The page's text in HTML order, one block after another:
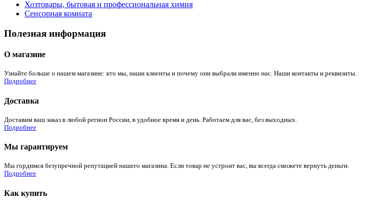
Хозтовары, бытовая и профессиональная химия
Сенсорная комната
Полезная информация
О магазине
Узнайте больше о нашем магазине: кто мы, наши клиенты и почему они выбрали именно нас. Наши контакты и реквизиты.
Подробнее
Доставка
Доставим ваш заказ в любой регион России, в удобное время и день. Работаем для вас, без выходных.
Подробнее
Мы гарантируем
Мы гордимся безупречной репутацией нашего магазина. Если товар не устроит вас, вы всегда сможете вернуть деньги.
Подробнее
Как купить